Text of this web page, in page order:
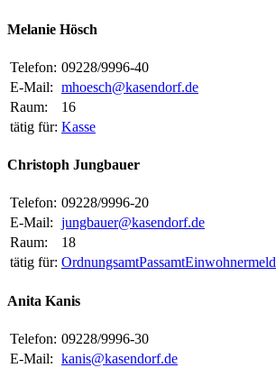
Melanie Hösch
Telefon: 09228/9996-40
E-Mail: mhoesch@kasendorf.de
Raum:
16
tätig für: Kasse
Christoph Jungbauer
Telefon: 09228/9996-20
E-Mail: jungbauer@kasendorf.de
Raum:
18
tätig für: OrdnungsamtPassamt
Anita Kanis
Telefon: 09228/9996-30
E-Mail: kanis@kasendorf.de